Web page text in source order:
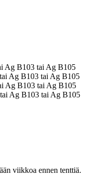
Ag B103 tai Ag B105
Ag B103 tai Ag B105
Ag B103 tai Ag B105
Ag B103 tai Ag B105
viikkoa ennen tenttiä.